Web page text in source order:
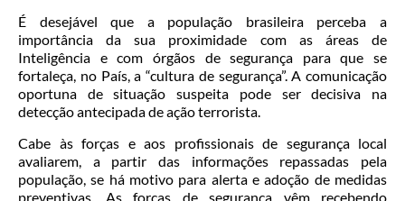
É desejável que a população brasileira perceba a
importância da sua proximidade com as áreas de
Inteligência e com órgãos de segurança para que se
fortaleça, no País, a “cultura de segurança”. A comunicação
oportuna de situação suspeita pode ser decisiva na
detecção antecipada de ação terrorista.
Cabe às forças e aos profissionais de segurança local
avaliarem, a partir das informações repassadas pela
população, se há motivo para alerta e adoção de medidas
preventivas. As forças de segurança vêm recebendo